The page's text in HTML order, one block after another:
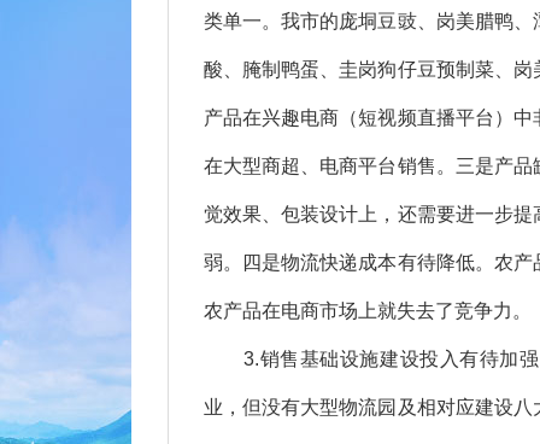
类单一。我市的庞垌豆豉、岗美腊鸭
酸、腌制鸭蛋、圭岗狗仔豆预制菜、
产品在兴趣电商（短视频直播平台）
在大型商超、电商平台销售。三是产
觉效果、包装设计上，还需要进一步
弱。四是物流快递成本有待降低。农
农产品在电商市场上就失去了竞争力。
3.销售基础设施建设投入有待加强
业，但没有大型物流园及相对应建设